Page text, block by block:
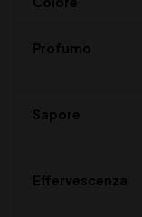
Profumo
Sapore
Effervescenza